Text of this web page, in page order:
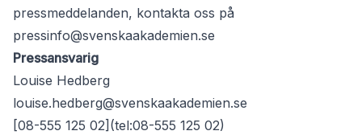
pressmeddelanden, kontakta oss på
pressinfo@svenskaakademien.se
Pressansvarig
Louise Hedberg
louise.hedberg@svenskaakademien.se
[08-555 125 02](tel:08-555 125 02)